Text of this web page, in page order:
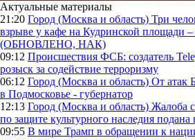
Актуальные материалы
21:20 Город (Москва и область) Три
взрыве у кафе на Кудринской площади
(ОБНОВЛЕНО, НАК)
09:12 Происшествия ФСБ: создатель
розыск за содействие терроризму
06:12 Город (Москва и область) От атак
в Подмосковье - губернатор
12:13 Город (Москва и область) Жалоба
по защите культурного наследия
09:55 В мире Трамп в обращении к